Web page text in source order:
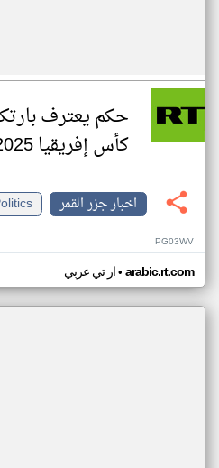
حكم يعترف
كأس إفريقيا 2025
اخبار جزر القمر
PG03WV
ار تي عربي• arabic.rt.com